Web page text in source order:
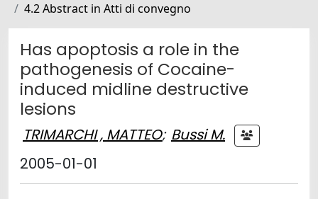
4.2 Abstract in Atti di convegno
Has apoptosis a role in the
pathogenesis of Cocaine-
induced midline destructive
lesions
TRIMARCHI , MATTEO; Bussi M.
2005-01-01